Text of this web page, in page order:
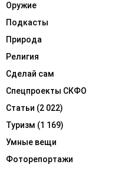
Оружие
Подкасты
Природа
Религия
Сделай сам
Спецпроекты СКФО
Статьи (2 022)
Туризм (1 169)
Умные вещи
Фоторепортажи